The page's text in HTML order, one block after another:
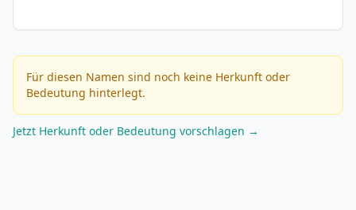
Für diesen Namen sind noch keine Herkunft oder
Bedeutung hinterlegt.
Jetzt Herkunft oder Bedeutung vorschlagen →